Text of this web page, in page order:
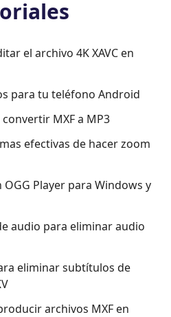
el archivo 4K XAVC en
para tu teléfono Android
MXF a MP3
efectivas de hacer zoom
Player para Windows y
audio para eliminar audio
eliminar subtítulos de
archivos MXF en